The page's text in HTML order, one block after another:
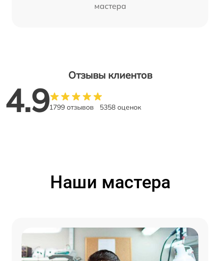
мастера
Отзывы клиентов
4.91799 отзывов 5358 оценок
Наши мастера